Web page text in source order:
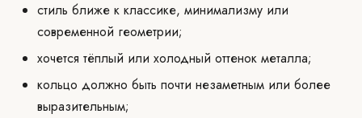
стиль ближе к классике, минимализму или
современной геометрии;
хочется тёплый или холодный оттенок металла;
кольцо должно быть почти незаметным или более
выразительным;